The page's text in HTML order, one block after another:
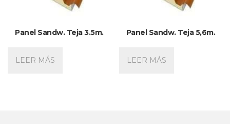
Panel Sandw. Teja 3.5m.
LEER MÁS
Panel Sandw. Teja 5,6m.
LEER MÁS